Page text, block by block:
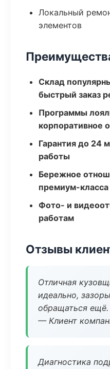
Локальный
элементов
Склад
быстрый заказ
Программы
корпоративное
Гарантия до 24
работы
Бережное
премиум-класса
Фото- и
работам
Отзывы
Отличная
идеально,
обращаться ещё.
— Клиент
Диагностика